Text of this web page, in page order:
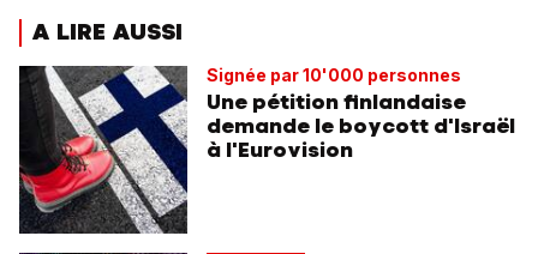
A LIRE AUSSI
Signée par 10'000 personnes
Une pétition finlandaise
demande le boycott d'Israël
à l'Eurovision